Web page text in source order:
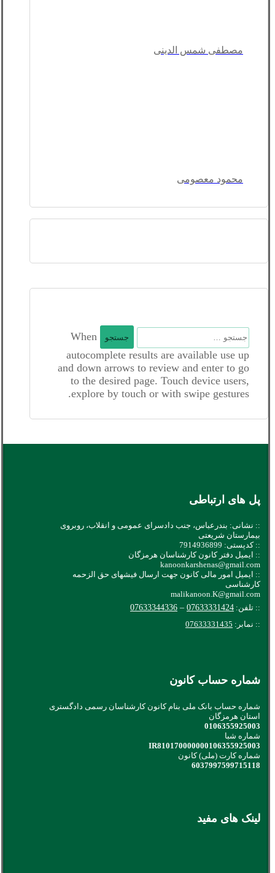
مصطفی شمس الدینی
محمود معصومی
جستجو
برای:
When
autocomplete results are available use up
and down arrows to review and enter to go
to the desired page. Touch device users,
explore by touch or with swipe gestures.
پل های ارتباطی
:: نشانی: بندرعباس، جنب دادسرای عمومی و انقلاب، روبروی
بیمارستان شریعتی
:: کدپستی: 7914936899
:: ایمیل دفتر کانون کارشناسان هرمزگان
kanoonkarshenas@gmail.com
:: ایمیل امور مالی کانون جهت ارسال فیشهای حق الزحمه
کارشناسی
malikanoon.K@gmail.com
:: تلفن: 07633331424
–
07633344336
:: نمابر: 07633331435
شماره حساب کانون
شماره حساب بانک ملی بنام کانون کارشناسان رسمی دادگستری
استان هرمزگان
0106355925003
شماره شبا
IR810170000000106355925003
شماره کارت (ملی) کانون
6037997599715118
لینک های مفید